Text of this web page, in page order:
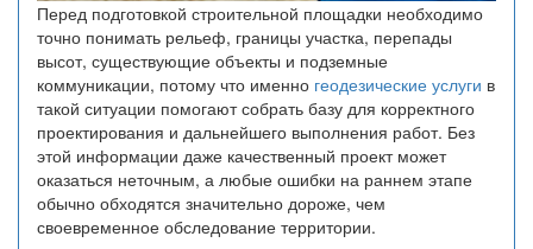
Перед подготовкой строительной площадки необходимо
точно понимать рельеф, границы участка, перепады
высот, существующие объекты и подземные
коммуникации, потому что именно геодезические услуги в
такой ситуации помогают собрать базу для корректного
проектирования и дальнейшего выполнения работ. Без
этой информации даже качественный проект может
оказаться неточным, а любые ошибки на раннем этапе
обычно обходятся значительно дороже, чем
своевременное обследование территории.